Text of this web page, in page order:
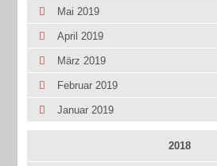
Mai 2019
April 2019
März 2019
Februar 2019
Januar 2019
2018